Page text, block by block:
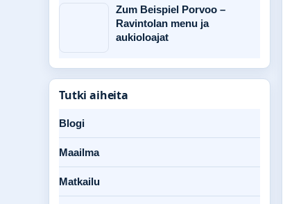
Zum Beispiel Porvoo –
Ravintolan menu ja
aukioloajat
Tutki aiheita
Blogi
Maailma
Matkailu